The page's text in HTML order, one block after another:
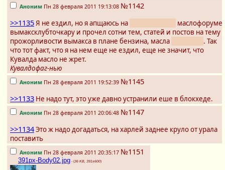
Аноним Пн 28 февраля 2011 19:13:08 №1142
>>1135 Я не ездил, но я апщаюсь на
маслофоруме
вымаксклубточкару и прочел сотни тем, статей и постов на тему
прожорливости вымакса в плане бензина, масла
. Так
что тот факт, что я на нем еще не ездил, еще не значит, что
Кувалда масло не жрет.
Кувалдофаг-нью
Аноним Пн 28 февраля 2011 19:52:39 №1145
>>1133 Не надо тут, это уже давно устранили еше в блокхеде.
Аноним Пн 28 февраля 2011 20:06:48 №1147
>>1134Это ж надо догадаться, на харлей заднее круло от урала
поставить
Аноним Пн 28 февраля 2011 20:35:17 №1151
391px-Body02.jpg - (36 KB, 391x600)